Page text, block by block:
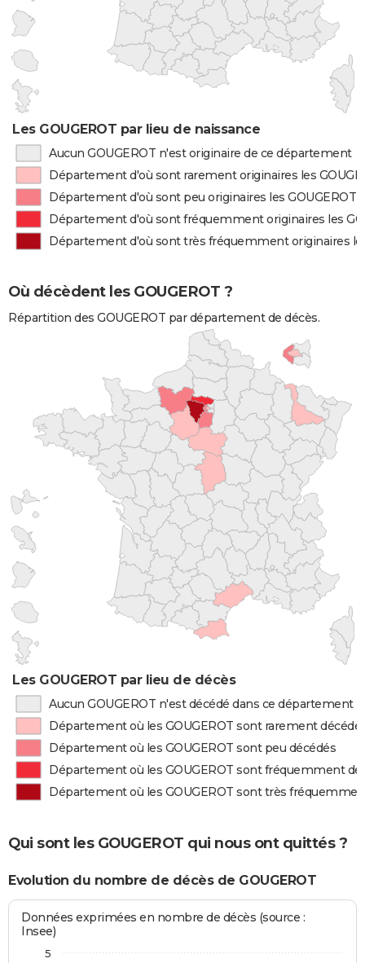
Les GOUGEROT par lieu de naissance
Aucun GOUGEROT n'est originaire de ce département
Département d'où sont rarement originaires les
Département d'où sont peu originaires les GOUGEROT
Département d'où sont fréquemment originaires les
Département d'où sont très fréquemment originaires
Où décèdent les GOUGEROT ?
Répartition des GOUGEROT par département de décès.
Les GOUGEROT par lieu de décès
Aucun GOUGEROT n'est décédé dans ce département
Département où les GOUGEROT sont rarement
Département où les GOUGEROT sont peu décédés
Département où les GOUGEROT sont fréquemment
Département où les GOUGEROT sont très
Qui sont les GOUGEROT qui nous ont quittés ?
Evolution du nombre de décès de GOUGEROT
Données exprimées en nombre de décès (source :
Insee)
5